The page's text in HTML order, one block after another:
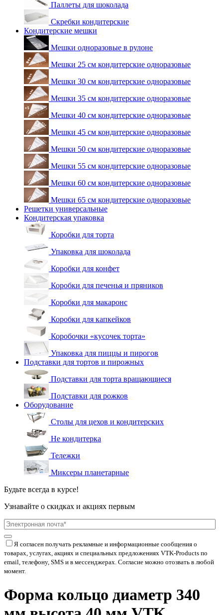
Паллеты для шоколада
Скребки кондитерские
Кондитерские мешки
Мешки одноразовые в рулоне
Мешки 25 см кондитерские одноразовые
Мешки 30 см кондитерские одноразовые
Мешки 35 см кондитерские одноразовые
Мешки 40 см кондитерские одноразовые
Мешки 45 см кондитерские одноразовые
Мешки 50 см кондитерские одноразовые
Мешки 55 см кондитерские одноразовые
Мешки 60 см кондитерские одноразовые
Мешки 65 см кондитерские одноразовые
Решетки универсальные
Кондитерская упаковка
Коробки для торта
Упаковка для шоколада
Коробки для конфет
Коробки для печенья и пряников
Коробки для макаронс
Коробки для капкейков
Коробочки «кусочек торта»
Упаковка для пиццы и пирогов
Подставки для тортов и пирожных
Подставки для торта вращающиеся
Подставки для рожков
Оборудование
Столы для цехов и кондитерских
Не кондитерка
Тележки
Миксеры планетарные
Будьте всегда в курсе!
Узнавайте о скидках и акциях первым
Я согласен получать рекламные и информационные сообщения о
товарах, услугах, акциях и специальных предложениях VTK-Products по
email, телефону, SMS и в мессенджерах. Согласие можно отозвать в любой
момент.
Форма кольцо диаметр 340